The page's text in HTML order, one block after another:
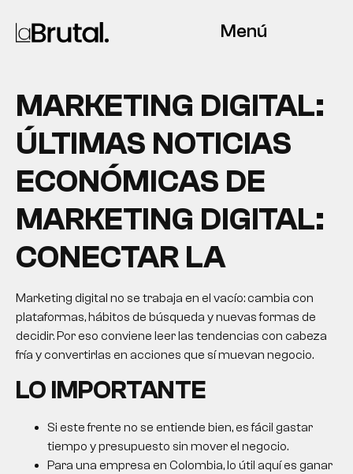
Menú
MARKETING DIGITAL:
ÚLTIMAS NOTICIAS
ECONÓMICAS DE
MARKETING DIGITAL:
CONECTAR LA
Marketing digital no se trabaja en el vacío: cambia con
plataformas, hábitos de búsqueda y nuevas formas de
decidir. Por eso conviene leer las tendencias con cabeza
fría y convertirlas en acciones que sí muevan negocio.
LO IMPORTANTE
Si este frente no se entiende bien, es fácil gastar
tiempo y presupuesto sin mover el negocio.
Para una empresa en Colombia, lo útil aquí es ganar